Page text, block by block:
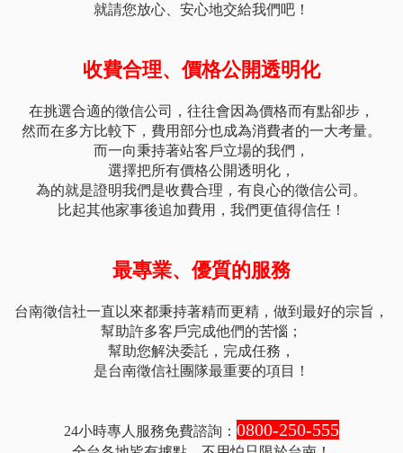
就請您放心、安心地交給我們吧！
收費合理、價格公開透明化
在挑選合適的徵信公司，往往會因為價格而有點卻步，
然而在多方比較下，費用部分也成為消費者的一大考量。
而一向秉持著站客戶立場的我們，
選擇把所有價格公開透明化，
為的就是證明我們是收費合理，有良心的徵信公司。
比起其他家事後追加費用，我們更值得信任！
最專業、優質的服務
台南徵信社一直以來都秉持著精而更精，做到最好的宗旨，
幫助許多客戶完成他們的苦惱；
幫助您解決委託，完成任務，
是台南徵信社團隊最重要的項目！
24小時專人服務免費諮詢： 0800-250-555